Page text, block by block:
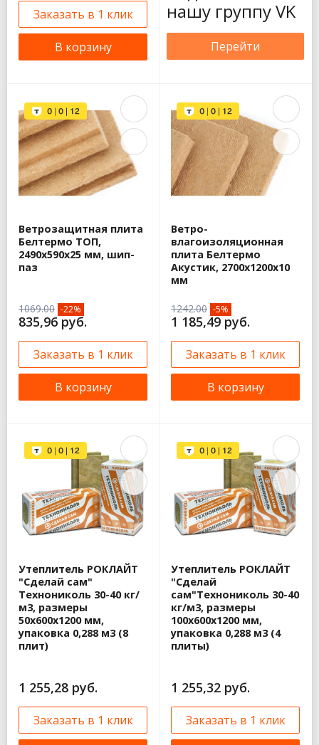
Заказать в 1 клик
В корзину
нашу группу VK
Перейти
Ветрозащитная плита
Белтермо ТОП,
2490х590x25 мм, шип-
паз
1069.00 -22%
835,96 руб.
Заказать в 1 клик
В корзину
Ветро-
влагоизоляционная
плита Белтермо
Акустик, 2700x1200x10
мм
1242.00 -5%
1 185,49 руб.
Заказать в 1 клик
В корзину
Утеплитель РОКЛАЙТ
"Сделай сам"
Технониколь 30-40 кг/
м3, размеры
50х600х1200 мм,
упаковка 0,288 м3 (8
плит)
1 255,28 руб.
Заказать в 1 клик
Утеплитель РОКЛАЙТ
"Сделай
сам"Технониколь 30-40
кг/м3, размеры
100х600х1200 мм,
упаковка 0,288 м3 (4
плиты)
1 255,32 руб.
Заказать в 1 клик